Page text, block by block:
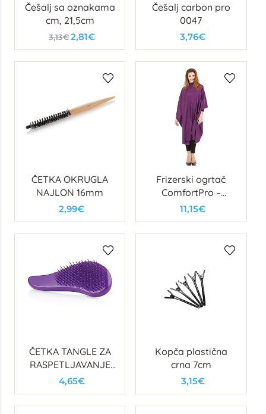
Češalj sa oznakama
cm, 21,5cm
3,13€ 2,81€
Češalj carbon pro
0047
3,76€
ČETKA OKRUGLA
NAJLON 16mm
2,99€
Frizerski ogrtač
ComfortPro –
ljubičasti
11,15€
ČETKA TANGLE ZA
RASPETLJAVANJE
KOSE - LJUBIČASTA
4,65€
Kopča plastična
crna 7cm
3,15€